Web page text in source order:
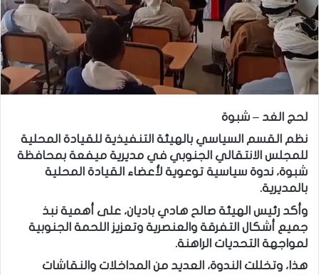
لحج الغد – شبوة
نظم القسم السياسي بالهيئة التنفيذية للقيادة المحلية
للمجلس الانتقالي الجنوبي في مديرية ميفعة بمحافظة
شبوة، ندوة سياسية توعوية لأعضاء القيادة المحلية
بالمديرية.
وأكد رئيس الهيئة صالح هادي باديان، على أهمية نبذ
جميع أشكال التفرقة والعنصرية وتعزيز اللحمة الجنوبية
لمواجهة التحديات الراهنة.
هذا، وتخللت الندوة، العديد من المداخلات والنقاشات